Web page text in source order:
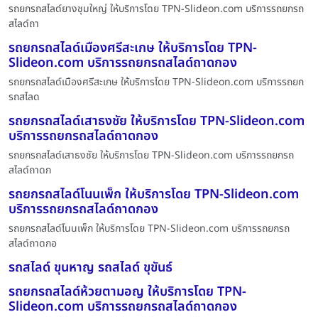
รถยกรถสไลด์ยางชุมใหญ่ ให้บริการโดย TPN-Slideon.com บริการรถยกรถ
สไลด์ถา
รถยกรถสไลด์เมืองศรีสะเกษ ให้บริการโดย TPN-
Slideon.com บริการรถยกรถสไลด์ถาดกอง
รถยกรถสไลด์เมืองศรีสะเกษ ให้บริการโดย TPN-Slideon.com บริการรถยก
รถสไลด
รถยกรถสไลด์เสาธงชัย ให้บริการโดย TPN-Slideon.com
บริการรถยกรถสไลด์ถาดกอง
รถยกรถสไลด์เสาธงชัย ให้บริการโดย TPN-Slideon.com บริการรถยกรถ
สไลด์ถาดก
รถยกรถสไลด์โนนเพ็ก ให้บริการโดย TPN-Slideon.com
บริการรถยกรถสไลด์ถาดกอง
รถยกรถสไลด์โนนเพ็ก ให้บริการโดย TPN-Slideon.com บริการรถยกรถ
สไลด์ถาดกอ
รถสไลด์ ขุนหาญ รถสไลด์ ขุขันธ์
รถยกรถสไลด์ห้วยตามอญ ให้บริการโดย TPN-
Slideon.com บริการรถยกรถสไลด์ถาดกอง